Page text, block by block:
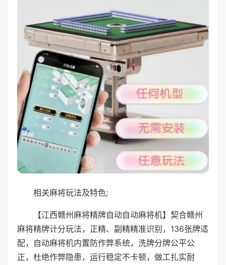
相关麻将玩法及特色;
【江西赣州麻将精牌自动自动麻将机】契合赣州
麻将精牌计分玩法，正精、副精精准识别，136张牌适
配，自动麻将机内置防作弊系统，洗牌分牌公平公
正，杜绝作弊隐患，运行稳定不卡顿，做工扎实耐